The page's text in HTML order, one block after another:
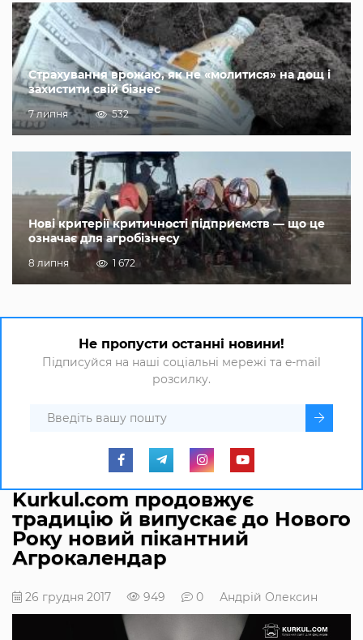
Страхування врожаю, як не «молитися» на дощ і
захистити свій бізнес
7 липня 532
Нові критерії критичності підприємств — що це
означає для агробізнесу
8 липня 1 672
Не пропусти останні новини!
Підписуйся на наші соціальні мережі та e-mail
розсилку.
Kurkul.com продовжує
традицію й випускає до Нового
Року новий пікантний
Агрокалендар
26 грудня 2017 949 0 Андрій Олексин